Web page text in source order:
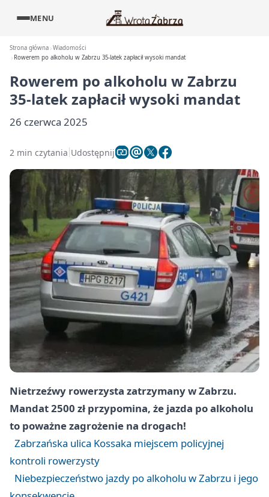
MENU
Strona główna Wiadomości
Rowerem po alkoholu w Zabrzu 35-latek zapłacił wysoki mandat
Rowerem po alkoholu w Zabrzu
35-latek zapłacił wysoki mandat
26 czerwca 2025
2 min czytania Udostępnij
Nietrzeźwy rowerzysta zatrzymany w Zabrzu.
Mandat 2500 zł przypomina, że jazda po alkoholu
to poważne zagrożenie na drogach!
Zabrzańska ulica Kossaka miejscem policyjnej
kontroli rowerzysty
Niebezpieczeństwo jazdy po alkoholu w Zabrzu i jego